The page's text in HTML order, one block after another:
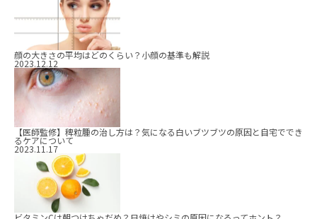
顔の大きさの平均はどのくらい？小顔の基準も解説
2023.12.12
【医師監修】稗粒腫の治し方は？気になる白いブツブツの原因と自宅ででき
るケアについて
2023.11.17